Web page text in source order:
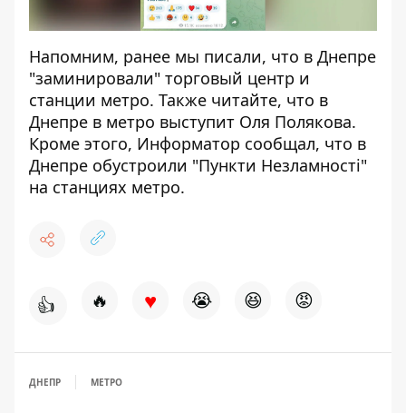
Напомним, ранее мы писали, что в Днепре
"заминировали" торговый центр и
станции метро. Также читайте, что в
Днепре в метро выступит Оля Полякова.
Кроме этого, Информатор сообщал, что в
Днепре обустроили "Пункти Незламності"
на станциях метро.
👍 🔥 ♥ 😭 😆 😡
ДНЕПР МЕТРО